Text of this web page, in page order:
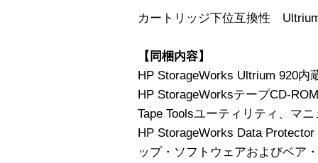
カートリッジ下位互換性
【同梱内容】
HP StorageWorks Ultrium 920内
HP StorageWorksテープCD-
Tape Toolsユーティリティ、マ
HP StorageWorks Data
ップ・ソフトウェアおよびベア